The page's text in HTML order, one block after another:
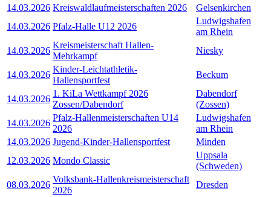
14.03.2026 Kreiswaldlaufmeisterschaften 2026
Gelsenkirchen
14.03.2026 Pfalz-Halle U12 2026
Ludwigshafen
am Rhein
14.03.2026
Kreismeisterschaft Hallen-
Mehrkampf
Niesky
14.03.2026
Kinder-Leichtathletik-
Hallensportfest
Beckum
14.03.2026
1. KiLa Wettkampf 2026
Zossen/Dabendorf
Dabendorf
(Zossen)
14.03.2026
Pfalz-Hallenmeisterschaften U14
2026
Ludwigshafen
am Rhein
14.03.2026 Jugend-Kinder-Hallensportfest
Minden
12.03.2026 Mondo Classic
Uppsala
(Schweden)
08.03.2026
Volksbank-Hallenkreismeisterschaft
2026
Dresden